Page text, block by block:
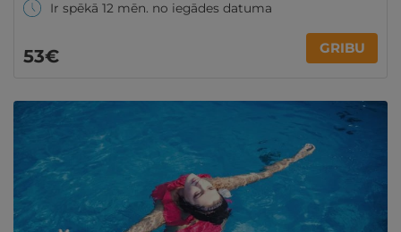
Ir spēkā 12 mēn. no iegādes datuma
53€ GRIBU